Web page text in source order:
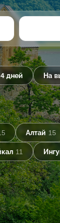
дней На
Алтай 15
11